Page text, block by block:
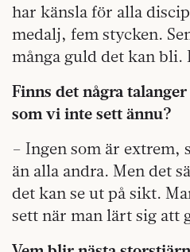
har känsla för alla
medalj, fem stycken.
många guld det kan bli.
Finns det några
som vi inte sett ännu?
– Ingen som är extrem,
än alla andra. Men det
det kan se ut på sikt.
sett när man lärt sig att